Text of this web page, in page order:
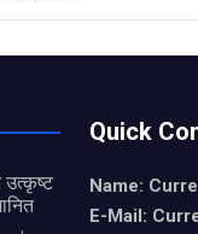
उत्कृष्ट
Quick
Name:
E-Mail: